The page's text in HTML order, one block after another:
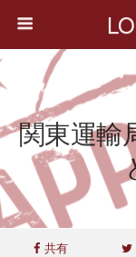
関東運輸
共有